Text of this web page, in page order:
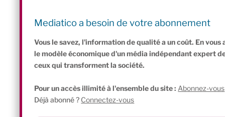
de liens sociaux, de partage d’expériences et
Mediatico a besoin de votre abonnement
Vous le savez, l'information de qualité a un coût. En
le modèle économique d'un média indépendant expert
ceux qui transforment la société.
Pour un accès illimité à l'ensemble du site : Abonnez-vous
Déjà abonné ? Connectez-vous